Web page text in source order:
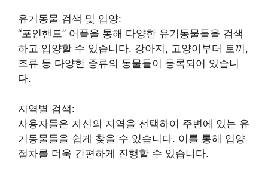
유기동물 검색 및 입양:
“포인핸드” 어플을 통해 다양한 유기동물들을 검색
하고 입양할 수 있습니다. 강아지, 고양이부터 토끼,
조류 등 다양한 종류의 동물들이 등록되어 있습니
다.
지역별 검색:
사용자들은 자신의 지역을 선택하여 주변에 있는 유
기동물들을 쉽게 찾을 수 있습니다. 이를 통해 입양
절차를 더욱 간편하게 진행할 수 있습니다.